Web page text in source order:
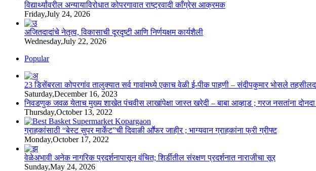
विद्यार्थ्यांवरील अन्यायाविरोधात कोपरगावात राष्ट्रवादी काँग्रेस आक्रमक
Friday,July 24, 2026
अजितदादांचे नेतृत्व, विकासाची दूरदृष्टी आणि निर्णयक्षम कार्यशैली
Wednesday,July 22, 2026
Popular
23 डिसेंबरला कोपरगांव तालुक्‍यात सर्व गावांमध्ये एकाच वेळी ई-पीक पाहणी – संदीपकुमार भोसले
Saturday,December 16, 2023
निवडणुक जवळ येताच मुख्य शाखेत पंचवीस लाखांपेक्षा जास्त खरेदी – बाबा आव्हाड ; गरज नसतांना
Thursday,October 13, 2022
ग्राहकांसाठी “बेस्ट सुपर मार्केट”ची दिवाळी आॕफर जाहीर ; भाग्यवान ग्राहकांना फ्री ग्रीफ्ट
Monday,October 17, 2022
वेळेअभावी अनेक नागरिक प्रदर्शनापासून वंचित; शिर्डीतील संरक्षण प्रदर्शनात नाराजीचा सूर
Sunday,May 24, 2026